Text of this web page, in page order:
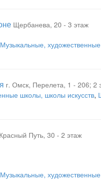
Щербанева, 20 - 3 этаж
Музыкальные,
г. Омск, Перелета, 1 - 206; 2
школы, школы искусств,
Красный Путь, 30 - 2 этаж
Музыкальные,